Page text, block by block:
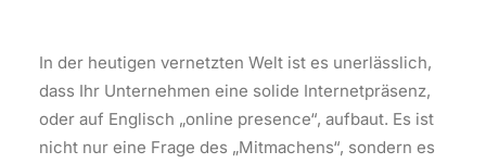
In der heutigen vernetzten Welt ist es unerlässlich,
dass Ihr Unternehmen eine solide Internetpräsenz,
oder auf Englisch „online presence“, aufbaut. Es ist
nicht nur eine Frage des „Mitmachens“, sondern es